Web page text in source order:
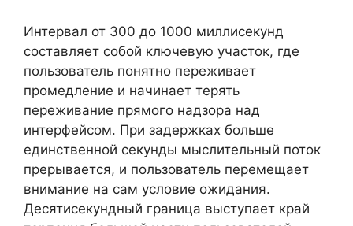
Интервал от 300 до 1000 миллисекунд
составляет собой ключевую участок, где
пользователь понятно переживает
промедление и начинает терять
переживание прямого надзора над
интерфейсом. При задержках больше
единственной секунды мыслительный поток
прерывается, и пользователь перемещает
внимание на сам условие ожидания.
Десятисекундный граница выступает край